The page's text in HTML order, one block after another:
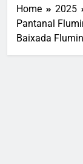
Home 2025
Pantanal
Baixada